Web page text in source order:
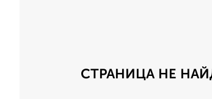
СТРАНИЦА НЕ